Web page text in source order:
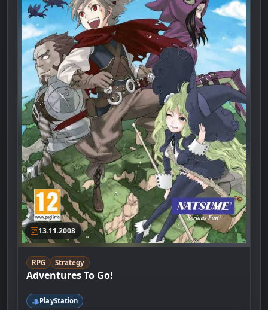
13.11.2008
RPG Strategy
Adventures To Go!
PlayStation